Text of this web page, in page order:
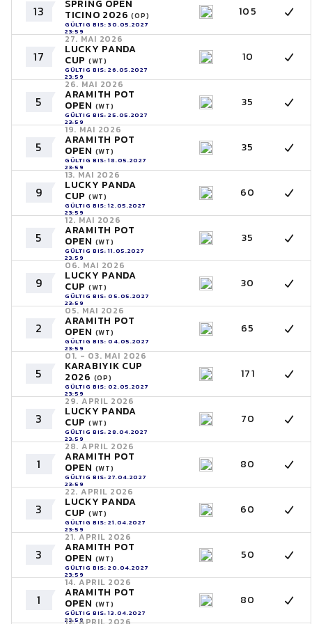
13 SPRING OPEN
TICINO 2026(OP)
GÜLTIG BIS: 30.05.2027
23:59
105
17
27. MAI 2026
LUCKY PANDA
CUP (WT)
GÜLTIG BIS: 26.05.2027
23:59
10
5
26. MAI 2026
ARAMITH POT
OPEN (WT)
GÜLTIG BIS: 25.05.2027
23:59
35
5
19. MAI 2026
ARAMITH POT
OPEN (WT)
GÜLTIG BIS: 18.05.2027
23:59
35
9
13. MAI 2026
LUCKY PANDA
CUP (WT)
GÜLTIG BIS: 12.05.2027
23:59
60
5
12. MAI 2026
ARAMITH POT
OPEN (WT)
GÜLTIG BIS: 11.05.2027
23:59
35
9
06. MAI 2026
LUCKY PANDA
CUP (WT)
GÜLTIG BIS: 05.05.2027
23:59
30
2
05. MAI 2026
ARAMITH POT
OPEN (WT)
GÜLTIG BIS: 04.05.2027
23:59
65
5
01. - 03. MAI 2026
KARABIYIK CUP
2026 (OP)
GÜLTIG BIS: 02.05.2027
23:59
171
3
29. APRIL 2026
LUCKY PANDA
CUP (WT)
GÜLTIG BIS: 28.04.2027
23:59
70
1
28. APRIL 2026
ARAMITH POT
OPEN (WT)
GÜLTIG BIS: 27.04.2027
23:59
80
3
22. APRIL 2026
LUCKY PANDA
CUP (WT)
GÜLTIG BIS: 21.04.2027
23:59
60
3
21. APRIL 2026
ARAMITH POT
OPEN (WT)
GÜLTIG BIS: 20.04.2027
23:59
50
1
14. APRIL 2026
ARAMITH POT
OPEN (WT)
GÜLTIG BIS: 13.04.2027
23:59
80